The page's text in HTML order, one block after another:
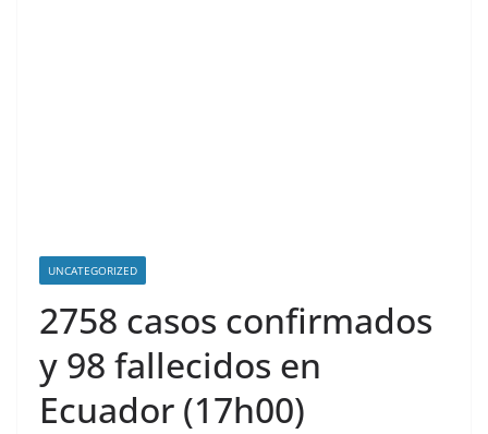
UNCATEGORIZED
2758 casos confirmados
y 98 fallecidos en
Ecuador (17h00)